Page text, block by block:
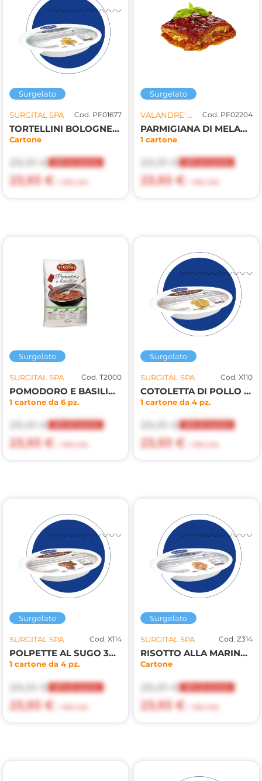
Surgelato
SURGITAL SPA Cod. PF01677
TORTELLINI BOLOGNESI PANNA/PROSCIUTTO
Cartone
29,91 €
23,93 €
Surgelato
VALANDRE' FOOD DI FRANCESCA MARCHESE Cod. PF02204
PARMIGIANA DI MELANZANE LAGGIU' 3PZX1,5KG(VA)
1 cartone
29,91 €
23,93 €
Surgelato
SURGITAL SPA Cod. T2000
POMODORO E BASILICO
1 cartone da 6 pz.
29,91 €
23,93 €
Surgelato
SURGITAL SPA Cod. X110
COTOLETTA DI POLLO CON PATATE 300g
1 cartone da 4 pz.
29,91 €
23,93 €
Surgelato
SURGITAL SPA Cod. X114
POLPETTE AL SUGO 300g
1 cartone da 4 pz.
20% di sconto
29,91 €
23,93 €
Surgelato
SURGITAL SPA Cod. Z314
RISOTTO ALLA MARINARA 300g
Cartone
20% di sconto
29,91 €
23,93 €